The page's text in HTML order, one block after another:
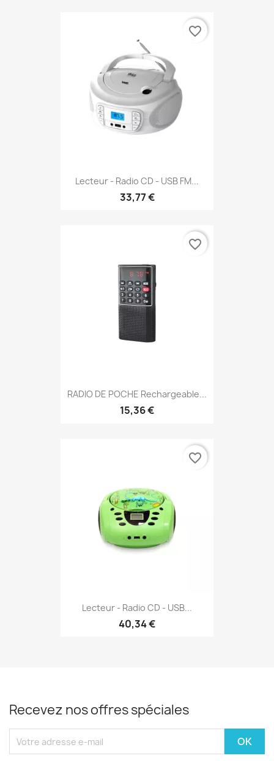
Lecteur - Radio CD - USB FM...
33,77 €
favorite_border
RADIO DE POCHE Rechargeable...
15,36 €
favorite_border
Lecteur - Radio CD - USB...
40,34 €
favorite_border
Recevez nos offres spéciales